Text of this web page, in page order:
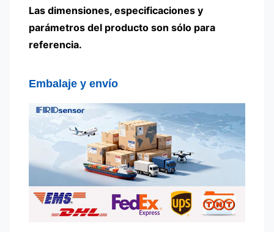
Las dimensiones, especificaciones y
parámetros del producto son sólo para
referencia.
Embalaje y envío